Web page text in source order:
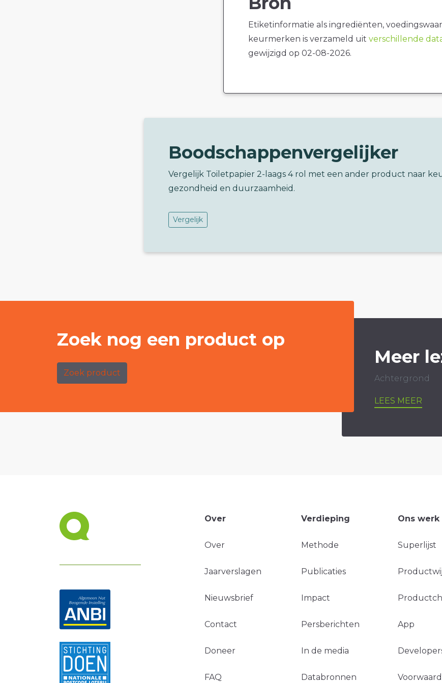
Etiketinformatie als ingrediënten,
keurmerken is verzameld uit verschillende
gewijzigd op 02-08-2026.
Boodschappenvergelijker
Vergelijk Toiletpapier 2-laags 4 rol met een ander product naar
gezondheid en duurzaamheid.
Vergelijk
Zoek nog een product op
Zoek product
Meer
Achtergrond
LEES MEER
Over
Over
Jaarverslagen
Nieuwsbrief
Contact
Doneer
FAQ
Verdieping
Methode
Publicaties
Impact
Persberichten
In de media
Databronnen
Ons werk
Superlijst
App